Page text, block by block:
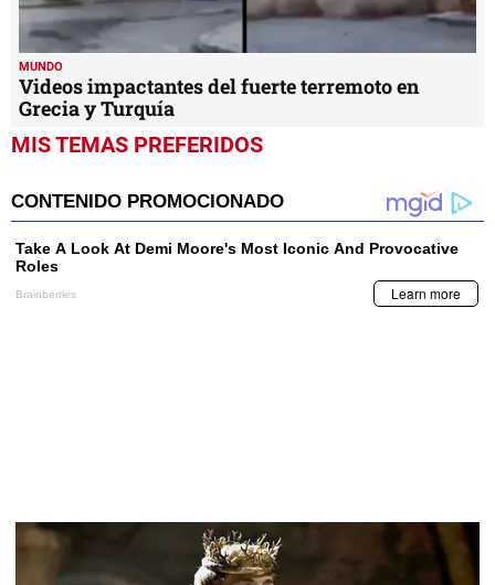
MUNDO
Videos impactantes del fuerte terremoto en
Grecia y Turquía
MIS TEMAS PREFERIDOS